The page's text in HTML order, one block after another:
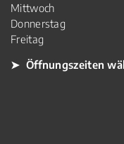
Mittwoch
Donnerstag
Freitag
➤ Öffnungszeiten